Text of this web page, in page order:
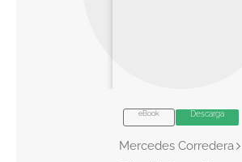
eBook Descarga
Mercedes Corredera